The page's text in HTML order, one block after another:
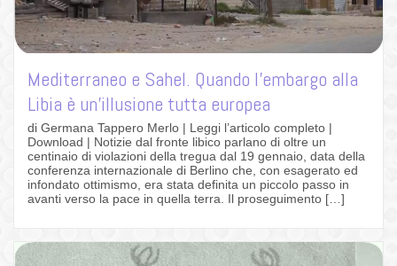
Mediterraneo e Sahel. Quando l’embargo alla
Libia è un’illusione tutta europea
di Germana Tappero Merlo | Leggi l’articolo completo |
Download | Notizie dal fronte libico parlano di oltre un
centinaio di violazioni della tregua dal 19 gennaio, data della
conferenza internazionale di Berlino che, con esagerato ed
infondato ottimismo, era stata definita un piccolo passo in
avanti verso la pace in quella terra. Il proseguimento […]